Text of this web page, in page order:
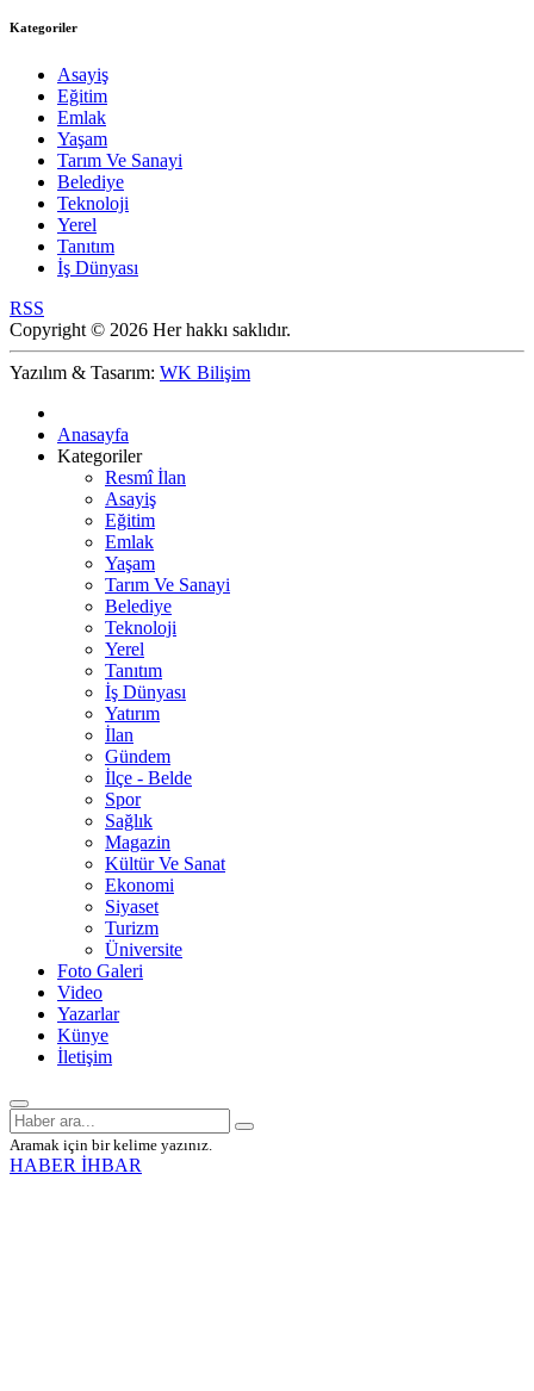
Kategoriler
Asayiş
Eğitim
Emlak
Yaşam
Tarım Ve Sanayi
Belediye
Teknoloji
Yerel
Tanıtım
İş Dünyası
RSS
Copyright © 2026 Her hakkı saklıdır.
Yazılım & Tasarım: WK Bilişim
Anasayfa
Kategoriler
Resmî İlan
Asayiş
Eğitim
Emlak
Yaşam
Tarım Ve Sanayi
Belediye
Teknoloji
Yerel
Tanıtım
İş Dünyası
Yatırım
İlan
Gündem
İlçe - Belde
Spor
Sağlık
Magazin
Kültür Ve Sanat
Ekonomi
Siyaset
Turizm
Üniversite
Foto Galeri
Video
Yazarlar
Künye
İletişim
Aramak için bir kelime yazınız.
HABER İHBAR